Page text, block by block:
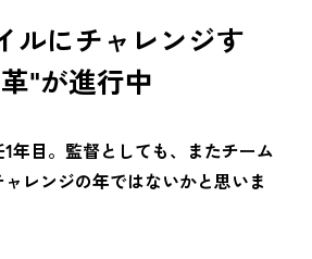
ルにチャレンジす
"が進行中
目。監督としても、またチーム
レンジの年ではないかと思いま